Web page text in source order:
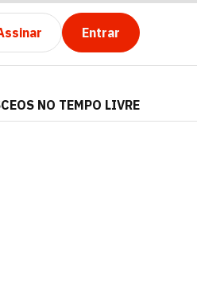
Entrar
CEOS NO TEMPO LIVRE